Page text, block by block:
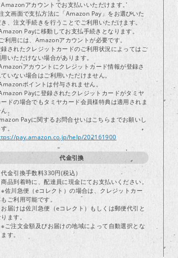
Amazonアカウントでお支払いいただけます。
文画面で支払方法に「Amazon Pay」をお選びいた
き、注文手続きを行うことでご利用いただけます。
Payに移動してお支払手続きとなります。
利用には、Amazonアカウントが必要です。
されたクレジットカードのご利用状況によってはご
いただけない場合があります。
アカウントにクレジットカード情報が登録さ
いない場合はご利用いただけません。
ポイントは付与されません。
Payに登録されたクレジットカードがタミヤ
ードの場合でもタミヤカード会員様特典は適用されま
。
Payに関するお問合せいはこちらまでお願いし
。
pay.amazon.co.jp/help/202161900
代金引換
代金引換手数料330円(税込）
商品到着時に、配達員に現金にてお支払いください。
佐川急便（eコレクト）の場合は、クレジットカー
もご利用可能です。
お届けは佐川急便（eコレクト）もしくは郵便代引と
ます。
ご注文金額及びお届けの地域によって自動選択とな
す。